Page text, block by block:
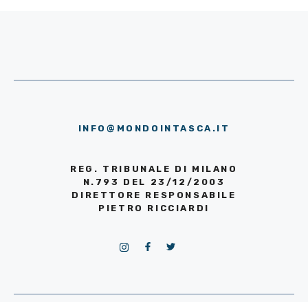
INFO@MONDOINTASCA.IT
REG. TRIBUNALE DI MILANO
N.793 DEL 23/12/2003
DIRETTORE RESPONSABILE
PIETRO RICCIARDI